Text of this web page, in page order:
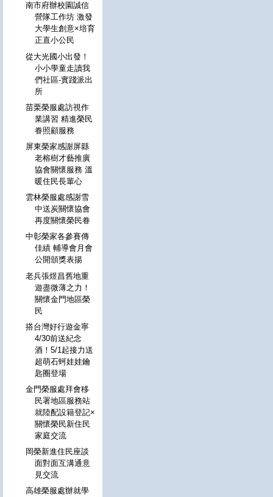
南市府辦校園誠信
營隊工作坊 激發
大學生創意×培育
正直小公民
從大光國小出發！
小小學童走讀我
們社區-實踐派出
所
苗栗榮服處訪視作
業講習 精進榮民
眷照顧服務
屏東榮家感謝屏縣
老榕樹才藝推廣
協會關懷服務 溫
暖住民長輩心
雲林榮服處感謝雪
中送炭關懷協會
再度關懷榮民眷
中彰榮家各參賽傳
佳績 輔導會月會
公開頒獎表揚
老兵張煜昌舊地重
遊盡微薄之力！
關懷金門地區榮
民
搭台灣好行遊金寧
4/30前送紀念
酒！5/1起接力送
超萌石蚵娃娃鑰
匙圈登場
金門榮服處拜會移
民署地區服務站
就陸配設籍登記×
關懷榮民新住民
家庭交流
岡榮新進住民座談
面對面互溝通意
見交流
高雄榮服處辦就學